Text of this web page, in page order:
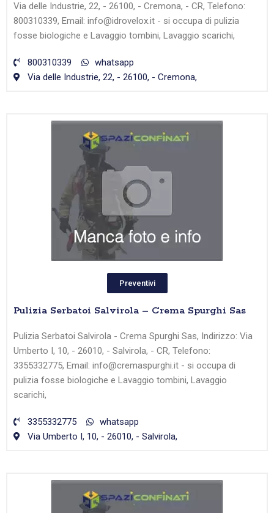
Via delle Industrie, 22, - 26100, - Cremona, - CR, Telefono:
800310339, Email: info@idrovelox.it - si occupa di pulizia
fosse biologiche e Lavaggio tombini, Lavaggio scarichi,
800310339
whatsapp
Via delle Industrie, 22, - 26100, - Cremona,
Preventivi
Pulizia Serbatoi Salvirola – Crema Spurghi Sas
Pulizia Serbatoi Salvirola - Crema Spurghi Sas, Indirizzo: Via
Umberto I, 10, - 26010, - Salvirola, - CR, Telefono:
3355332775, Email: info@cremaspurghi.it - si occupa di
pulizia fosse biologiche e Lavaggio tombini, Lavaggio
scarichi,
3355332775
whatsapp
Via Umberto I, 10, - 26010, - Salvirola,